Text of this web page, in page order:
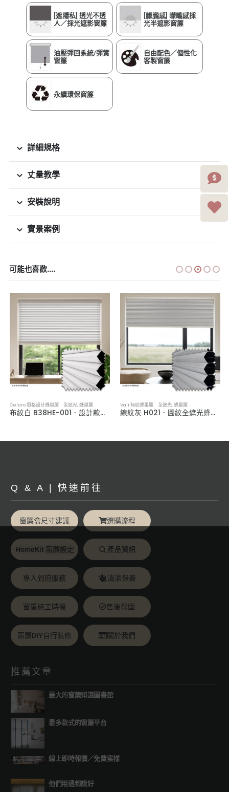
[遮隱私] 透光不透
人／採光遮影窗簾
[朦朧感] 矇矓感採
光半遮影窗簾
油壓彈回系統/彈簧
窗簾
自由配色／個性化
客製窗簾
永續環保窗簾
詳細規格
丈量教學
安裝說明
實景案例
可能也喜歡....
Celaro 風格設計蜂巢簾 全遮光,蜂巢簾
布紋白 B38HE-001．設計款全遮光蜂巢簾
Vali 無紡蜂巢簾 全遮光,蜂巢簾
線紋灰 H021．圖紋全遮光蜂巢簾
Q & A | 快速前往
窗簾盒尺寸建議 選購流程
HomeKit 窗簾設定 產品資訊
專人到府服務 清潔保養
窗簾施工時機 售後保固
窗簾DIY自行裝修 關於我們
推薦文章
最大的窗簾知識圖書館
最多款式的窗簾平台
線上即時報價／免費索樣
他們用過都說好